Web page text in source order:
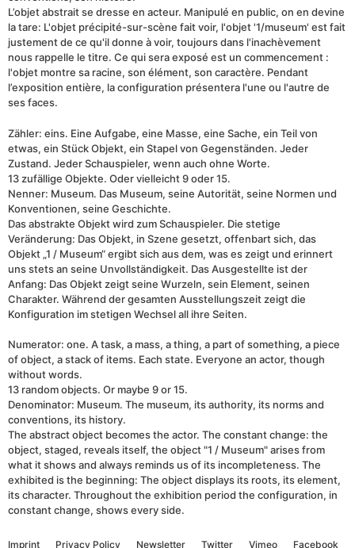
L’objet abstrait se dresse en acteur. Manipulé en public, on en devine
la tare: L'objet précipité-sur-scène fait voir, l'objet '1/museum' est fait
justement de ce qu'il donne à voir, toujours dans l'inachèvement
nous rappelle le titre. Ce qui sera exposé est un commencement :
l'objet montre sa racine, son élément, son caractère. Pendant
l’exposition entière, la configuration présentera l'une ou l'autre de
ses faces.
Zähler: eins. Eine Aufgabe, eine Masse, eine Sache, ein Teil von
etwas, ein Stück Objekt, ein Stapel von Gegenständen. Jeder
Zustand. Jeder Schauspieler, wenn auch ohne Worte.
13 zufällige Objekte. Oder vielleicht 9 oder 15.
Nenner: Museum. Das Museum, seine Autorität, seine Normen und
Konventionen, seine Geschichte.
Das abstrakte Objekt wird zum Schauspieler. Die stetige
Veränderung: Das Objekt, in Szene gesetzt, offenbart sich, das
Objekt „1 / Museum“ ergibt sich aus dem, was es zeigt und erinnert
uns stets an seine Unvollständigkeit. Das Ausgestellte ist der
Anfang: Das Objekt zeigt seine Wurzeln, sein Element, seinen
Charakter. Während der gesamten Ausstellungszeit zeigt die
Konfiguration im stetigen Wechsel all ihre Seiten.
Numerator: one. A task, a mass, a thing, a part of something, a piece
of object, a stack of items. Each state. Everyone an actor, though
without words.
13 random objects. Or maybe 9 or 15.
Denominator: Museum. The museum, its authority, its norms and
conventions, its history.
The abstract object becomes the actor. The constant change: the
object, staged, reveals itself, the object "1 / Museum" arises from
what it shows and always reminds us of its incompleteness. The
exhibited is the beginning: The object displays its roots, its element,
its character. Throughout the exhibition period the configuration, in
constant change, shows every side.
Imprint Privacy Policy Newsletter Twitter Vimeo Facebook